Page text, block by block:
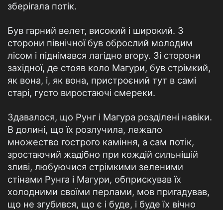
зберігала потік.
Був гарний велет, високий і широкий. З
сторони північної був оброслий молодим
лісом і піднімався лагідно вгору. Зі сторони
західної, де стояв коло Магури, був стрімкий,
як вона, і, як вона, пристроєний тут в самі
старі, густо виростаючі смереки.
Здавалося, що Рунг і Магура розділені навіки.
В долині, що їх розлучила, лежало
множество гострого каміння, а сам потік,
зростаючий жадібно при кождій сильнішій
зливі, любуючися стрімкими зеленими
стінами Рунга і Магури, обприскував їх
холодними своїми перлами, мов пригадував,
що не згубився, що є і буде, і буде їх вічно